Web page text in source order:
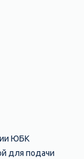
ЮБК
для подачи